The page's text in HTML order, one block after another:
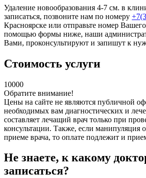
Удаление новообразования 4-7 см. в
записаться, позвоните нам по номеру
Красноярске или отправьте номер
помощью формы ниже, наши
Вами, проконсультируют и запишут к
Стоимость услуги
10000
Обратите внимание!
Цены на сайте не являются публичной
необходимых вам диагностических и
составляет лечащий врач только при
консультации. Также, если манипуляция
приеме врача, то оплате подлежит и
Не знаете, к какому
записаться?